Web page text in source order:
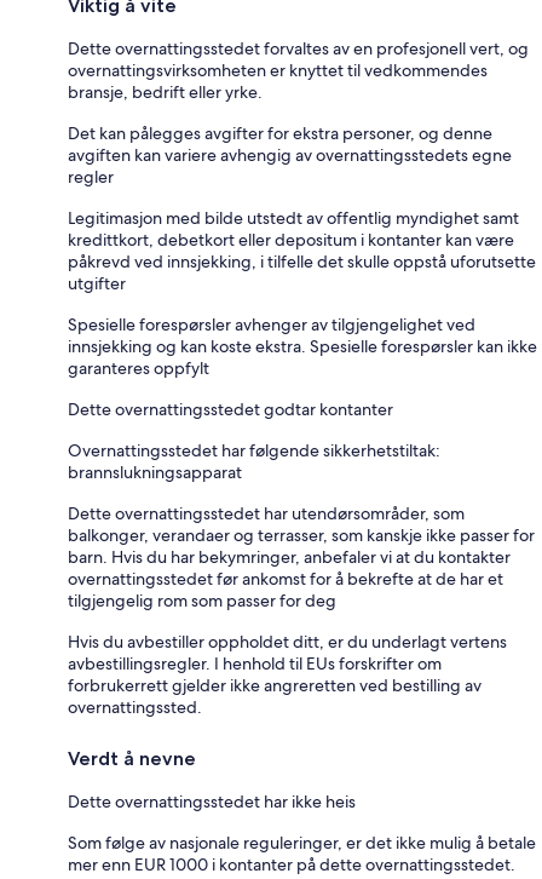
Viktig å vite
Dette overnattingsstedet forvaltes av en profesjonell vert, og
overnattingsvirksomheten er knyttet til vedkommendes
bransje, bedrift eller yrke.
Det kan pålegges avgifter for ekstra personer, og denne
avgiften kan variere avhengig av overnattingsstedets egne
regler
Legitimasjon med bilde utstedt av offentlig myndighet samt
kredittkort, debetkort eller depositum i kontanter kan være
påkrevd ved innsjekking, i tilfelle det skulle oppstå uforutsette
utgifter
Spesielle forespørsler avhenger av tilgjengelighet ved
innsjekking og kan koste ekstra. Spesielle forespørsler kan ikke
garanteres oppfylt
Dette overnattingsstedet godtar kontanter
Overnattingsstedet har følgende sikkerhetstiltak:
brannslukningsapparat
Dette overnattingsstedet har utendørsområder, som
balkonger, verandaer og terrasser, som kanskje ikke passer for
barn. Hvis du har bekymringer, anbefaler vi at du kontakter
overnattingsstedet før ankomst for å bekrefte at de har et
tilgjengelig rom som passer for deg
Hvis du avbestiller oppholdet ditt, er du underlagt vertens
avbestillingsregler. I henhold til EUs forskrifter om
forbrukerrett gjelder ikke angreretten ved bestilling av
overnattingssted.
Verdt å nevne
Dette overnattingsstedet har ikke heis
Som følge av nasjonale reguleringer, er det ikke mulig å betale
mer enn EUR 1000 i kontanter på dette overnattingsstedet.